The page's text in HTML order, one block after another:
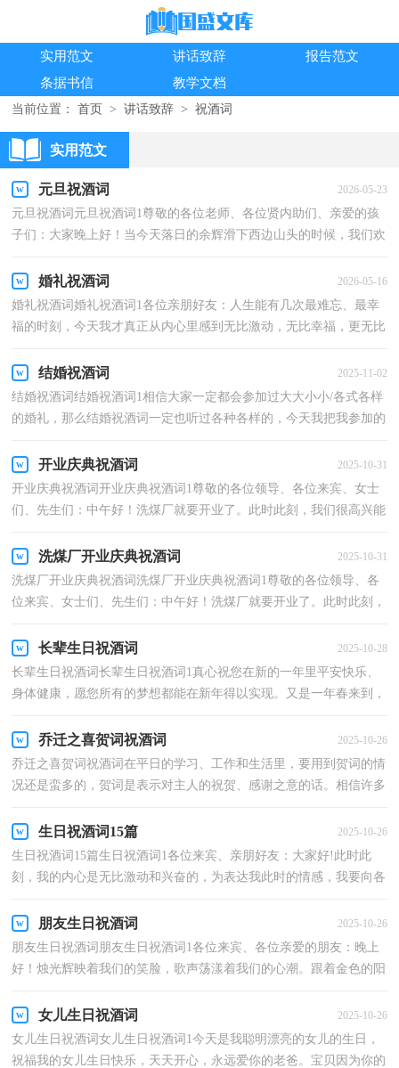
实用范文 讲话致辞
报告范文
条据书信
教学文档
当前位置： 首页 > 讲话致辞 > 祝酒词
实用范文
元旦祝酒词 2026-05-23
元旦祝酒词元旦祝酒词1尊敬的各位老师、各位贤内助们、亲爱的孩
子们：大家晚上好！当今天落日的余辉滑下西边山头的时候，我们欢
婚礼祝酒词 2026-05-16
婚礼祝酒词婚礼祝酒词1各位亲朋好友：人生能有几次最难忘、最幸
福的时刻，今天我才真正从内心里感到无比激动，无比幸福，更无比
结婚祝酒词 2025-11-02
结婚祝酒词结婚祝酒词1相信大家一定都会参加过大大小小/各式各样
的婚礼，那么结婚祝酒词一定也听过各种各样的，今天我把我参加的
开业庆典祝酒词 2025-10-31
开业庆典祝酒词开业庆典祝酒词1尊敬的各位领导、各位来宾、女士
们、先生们：中午好！洗煤厂就要开业了。此时此刻，我们很高兴能
洗煤厂开业庆典祝酒词 2025-10-31
洗煤厂开业庆典祝酒词洗煤厂开业庆典祝酒词1尊敬的各位领导、各
位来宾、女士们、先生们：中午好！洗煤厂就要开业了。此时此刻，
长辈生日祝酒词 2025-10-28
长辈生日祝酒词长辈生日祝酒词1真心祝您在新的一年里平安快乐、
身体健康，愿您所有的梦想都能在新年得以实现。又是一年春来到，
乔迁之喜贺词祝酒词 2025-10-26
乔迁之喜贺词祝酒词在平日的学习、工作和生活里，要用到贺词的情
况还是蛮多的，贺词是表示对主人的祝贺、感谢之意的话。相信许多
生日祝酒词15篇 2025-10-26
生日祝酒词15篇生日祝酒词1各位来宾、亲朋好友：大家好!此时此
刻，我的内心是无比激动和兴奋的，为表达我此时的情感，我要向各
朋友生日祝酒词 2025-10-26
朋友生日祝酒词朋友生日祝酒词1各位来宾、各位亲爱的朋友：晚上
好！烛光辉映着我们的笑脸，歌声荡漾着我们的心潮。跟着金色的阳
女儿生日祝酒词 2025-10-26
女儿生日祝酒词女儿生日祝酒词1今天是我聪明漂亮的女儿的生日，
祝福我的女儿生日快乐，天天开心，永远爱你的老爸。宝贝因为你的